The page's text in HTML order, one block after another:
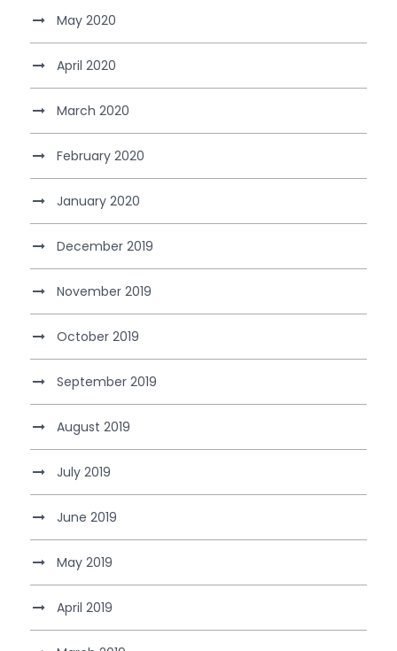
May 2020
April 2020
March 2020
February 2020
January 2020
December 2019
November 2019
October 2019
September 2019
August 2019
July 2019
June 2019
May 2019
April 2019